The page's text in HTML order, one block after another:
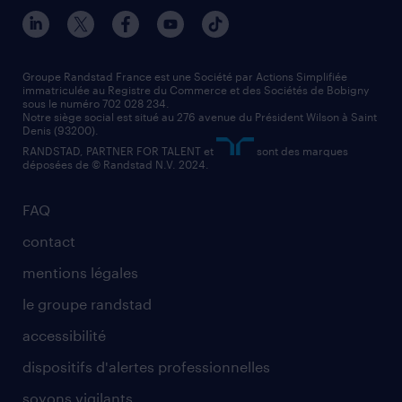
manutentionnaire
assistant administratif
comptable
contact entreprise
faq intérim / recrutement
nos agences par ville
nos agences par région
nos cabinets de recrutement
FAQ
contact
mentions légales
le groupe randstad
accessibilité
dispositifs d'alertes professionnelles
soyons vigilants
Groupe Randstad France est une Société par Actions Simplifiée
immatriculée au Registre du Commerce et des Sociétés de Bobigny
sous le numéro 702 028 234.
Notre siège social est situé au 276 avenue du Président Wilson à Saint
Denis (93200).
RANDSTAD, PARTNER FOR TALENT et
sont des marques
déposées de © Randstad N.V. 2024.